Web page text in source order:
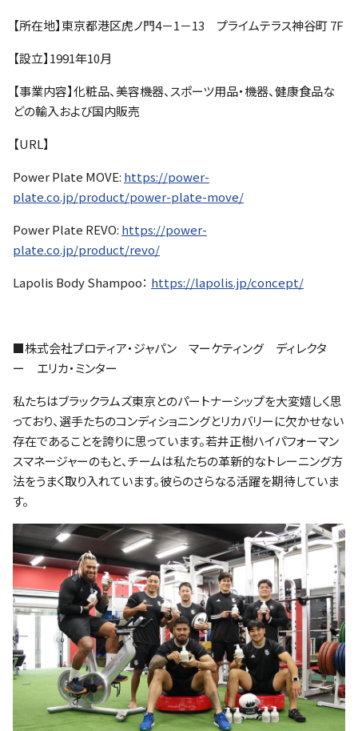
【所在地】東京都港区虎ノ門4－1－13 プライムテラス神谷町 7F
【設立】1991年10月
【事業内容】化粧品、美容機器、スポーツ用品・機器、健康食品な
どの輸入および国内販売
【URL】
Power Plate MOVE: https://power-
plate.co.jp/product/power-plate-move/
Power Plate REVO: https://power-
plate.co.jp/product/revo/
Lapolis Body Shampoo： https://lapolis.jp/concept/
■株式会社プロティア・ジャパン マーケティング ディレクタ
ー エリカ・ミンター
私たちはブラックラムズ東京とのパートナーシップを大変嬉しく思
っており、選手たちのコンディショニングとリカバリーに欠かせない
存在であることを誇りに思っています。若井正樹ハイパフォーマン
スマネージャーのもと、チームは私たちの革新的なトレーニング方
法をうまく取り入れています。彼らのさらなる活躍を期待していま
す。